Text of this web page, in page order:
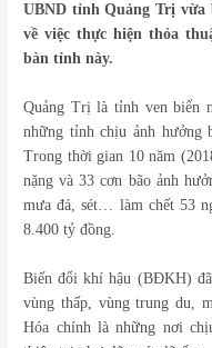
UBND tỉnh Quảng Trị vừa
về việc thực hiện thỏa
bàn tỉnh này.
Quảng Trị là tỉnh ven biển
những tỉnh chịu ảnh hưởng
Trong thời gian 10 năm
nặng và 33 cơn bão ảnh
mưa đá, sét… làm chết 53
8.400 tỷ đồng.
Biến đổi khí hậu (BĐKH)
vùng thấp, vùng trung du,
Hóa chính là những nơi